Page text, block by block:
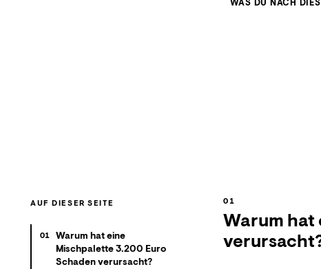
WAS DU NACH
Warum hat
AUF DIESER SEITE
01 Warum hat eine
Mischpalette 3.200 Euro
Schaden verursacht?